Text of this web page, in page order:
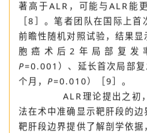
及Ⅳ级并发症发生率更高（
5%）［8］。NALR术后胆
著高于ALR，可能与ALR能
［8］。笔者团队在国际上首
前瞻性随机对照试验，结果
胞癌术后2年局部复发
=0.001）、延长首次局部
个月，P=0.010）［9］。
ALR理论提出之初，